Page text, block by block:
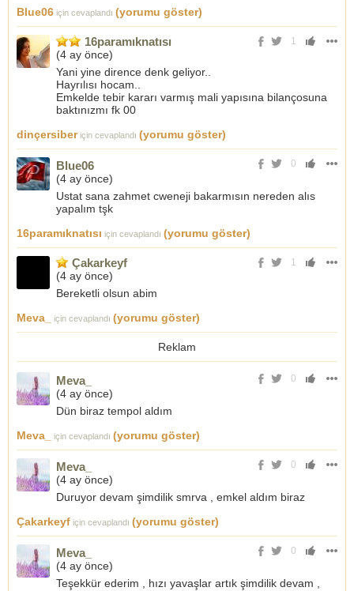
Blue06 için cevaplandı (yorumu göster)
1
16paramıknatısı
(4 ay önce)
Yani yine dirence denk geliyor..
Hayrılısı hocam..
Emkelde tebir kararı varmış mali yapısına bilançosuna
baktınızmı fk 00
dinçersiberiçin cevaplandı (yorumu göster)
0
Blue06
(4 ay önce)
Ustat sana zahmet cweneji bakarmısın nereden alıs
yapalım tşk
16paramıknatısı için cevaplandı (yorumu göster)
1
Çakarkeyf
(4 ay önce)
Bereketli olsun abim
Meva_
için cevaplandı (yorumu göster)
Reklam
0
Meva_
(4 ay önce)
Dün biraz tempol aldım
Meva_
için cevaplandı (yorumu göster)
0
Meva_
(4 ay önce)
Duruyor devam şimdilik smrva , emkel aldım biraz
Çakarkeyf için cevaplandı (yorumu göster)
0
Meva_
(4 ay önce)
Teşekkür ederim , hızı yavaşlar artık şimdilik devam ,